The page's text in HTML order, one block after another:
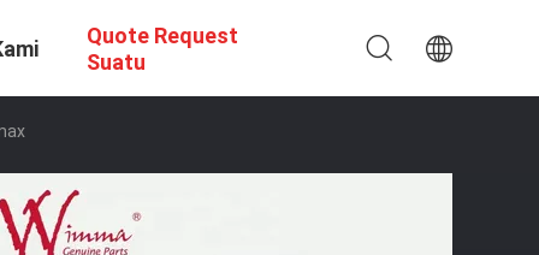
Quote Request
Suatu